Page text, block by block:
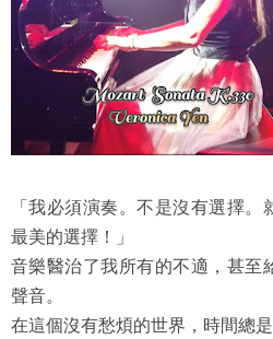
「我必須演奏。不是沒有選擇
最美的選擇！」
音樂醫治了我所有的不適，甚至
聲音。
在這個沒有愁煩的世界，時間總是